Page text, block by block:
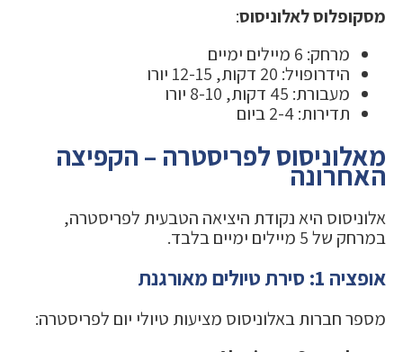
מסקופלוס לאלוניסוס:
מרחק: 6 מיילים ימיים
הידרופויל: 20 דקות, 12-15 יורו
מעבורת: 45 דקות, 8-10 יורו
תדירות: 2-4 ביום
מאלוניסוס לפריסטרה – הקפיצה
האחרונה
אלוניסוס היא נקודת היציאה הטבעית לפריסטרה,
במרחק של 5 מיילים ימיים בלבד.
אופציה 1: סירת טיולים מאורגנת
מספר חברות באלוניסוס מציעות טיולי יום לפריסטרה: